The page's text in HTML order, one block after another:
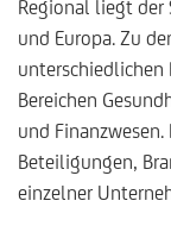
Regional liegt der
und Europa. Zu
unterschiedlichen
Bereichen
und
Beteiligungen,
einzelner